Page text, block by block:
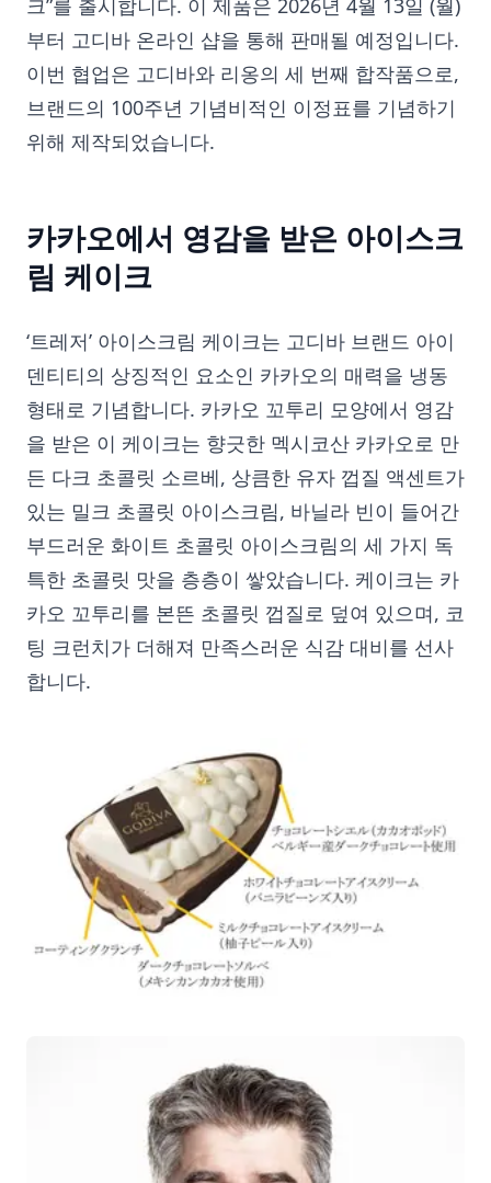
크”를 출시합니다. 이 제품은 2026년 4월 13일 (월)
부터 고디바 온라인 샵을 통해 판매될 예정입니다.
이번 협업은 고디바와 리옹의 세 번째 합작품으로,
브랜드의 100주년 기념비적인 이정표를 기념하기
위해 제작되었습니다.
카카오에서 영감을 받은 아이스크
림 케이크
‘트레저’ 아이스크림 케이크는 고디바 브랜드 아이
덴티티의 상징적인 요소인 카카오의 매력을 냉동
형태로 기념합니다. 카카오 꼬투리 모양에서 영감
을 받은 이 케이크는 향긋한 멕시코산 카카오로 만
든 다크 초콜릿 소르베, 상큼한 유자 껍질 액센트가
있는 밀크 초콜릿 아이스크림, 바닐라 빈이 들어간
부드러운 화이트 초콜릿 아이스크림의 세 가지 독
특한 초콜릿 맛을 층층이 쌓았습니다. 케이크는 카
카오 꼬투리를 본뜬 초콜릿 껍질로 덮여 있으며, 코
팅 크런치가 더해져 만족스러운 식감 대비를 선사
합니다.